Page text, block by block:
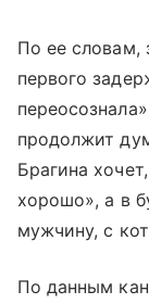
По ее словам,
первого
продолжит
Брагина
хорошо», а в
мужчину, с
По данным